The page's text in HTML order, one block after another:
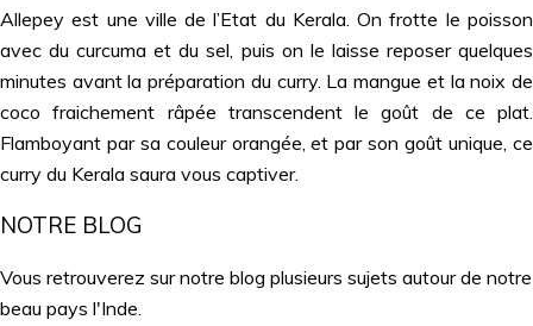
Allepey est une ville de l’Etat du Kerala. On frotte le poisson
avec du curcuma et du sel, puis on le laisse reposer quelques
minutes avant la préparation du curry. La mangue et la noix de
coco fraichement râpée transcendent le goût de ce plat.
Flamboyant par sa couleur orangée, et par son goût unique, ce
curry du Kerala saura vous captiver.
NOTRE BLOG
Vous retrouverez sur notre blog plusieurs sujets autour de notre
beau pays l'Inde.